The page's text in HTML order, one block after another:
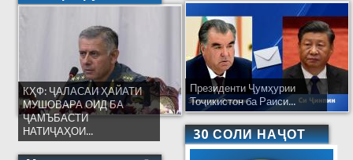
КҲФ: ҶАЛАСАИ ҲАЙАТИ
МУШОВАРА ОИД БА
ҶАМЪБАСТИ
НАТИҶАҲОИ...
Президенти Ҷумҳурии
Тоҷикистон ба Раиси...
30 СОЛИ НАҶОТ